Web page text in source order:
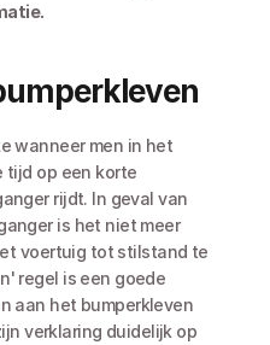
wanneer men in het
tijd op een korte
rijdt. In geval van
is het niet meer
voertuig tot stilstand te
regel is een goede
aan het bumperkleven
verklaring duidelijk op